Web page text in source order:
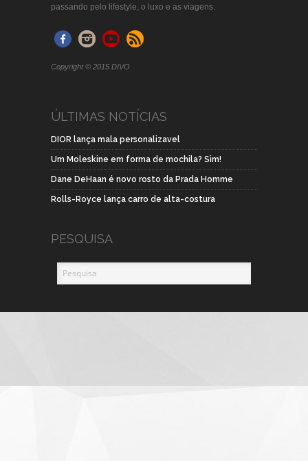
passando pelo lifestyle, o luxo e as viagens.
Copyright © 2015 DIVO
ÚLTIMAS NOTÍCIAS
DIOR lança mala personalizavel
Um Moleskine em forma de mochila? Sim!
Dane DeHaan é novo rosto da Prada Homme
Rolls-Royce lança carro de alta-costura
PESQUISA